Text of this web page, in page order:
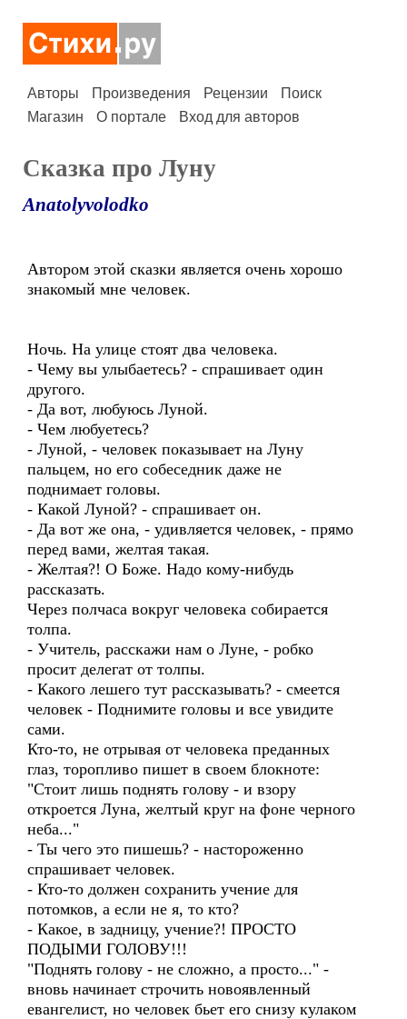
Авторы Произведения Рецензии
Поиск
Магазин
О портале Вход для авторов
Сказка про Луну
Anatolyvolodko
Автором этой сказки является очень хорошо
знакомый мне человек.
Ночь. На улице стоят два человека.
- Чему вы улыбаетесь? - спрашивает один
другого.
- Да вот, любуюсь Луной.
- Чем любуетесь?
- Луной, - человек показывает на Луну
пальцем, но его собеседник даже не
поднимает головы.
- Какой Луной? - спрашивает он.
- Да вот же она, - удивляется человек, - прямо
перед вами, желтая такая.
- Желтая?! О Боже. Надо кому-нибудь
рассказать.
Через полчаса вокруг человека собирается
толпа.
- Учитель, расскажи нам о Луне, - робко
просит делегат от толпы.
- Какого лешего тут рассказывать? - смеется
человек - Поднимите головы и все увидите
сами.
Кто-то, не отрывая от человека преданных
глаз, торопливо пишет в своем блокноте:
"Стоит лишь поднять голову - и взору
откроется Луна, желтый круг на фоне черного
неба..."
- Ты чего это пишешь? - настороженно
спрашивает человек.
- Кто-то должен сохранить учение для
потомков, а если не я, то кто?
- Какое, в задницу, учение?! ПРОСТО
ПОДЫМИ ГОЛОВУ!!!
"Поднять голову - не сложно, а просто..." -
вновь начинает строчить новоявленный
евангелист, но человек бьет его снизу кулаком